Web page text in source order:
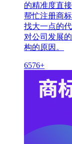
的精准度直
帮忙注册商
找大一点的
对公司发展
构的原因。
6576+